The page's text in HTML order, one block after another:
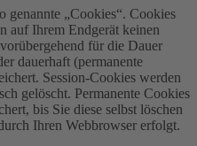
genannte „Cookies“. Cookies
auf Ihrem Endgerät keinen
für die Dauer
dauerhaft (permanente
Session-Cookies werden
gelöscht. Permanente Cookies
bis Sie diese selbst löschen
Ihren Webbrowser erfolgt.